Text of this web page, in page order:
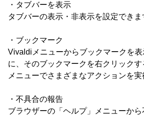
・タブバーを表示
タブバーの表示・非表示を設定できま
・ブックマーク
Vivaldiメニューからブックマークを表
に、そのブックマークを右クリックす
メニューでさまざまなアクションを実
・不具合の報告
ブラウザーの「ヘルプ」メニューか